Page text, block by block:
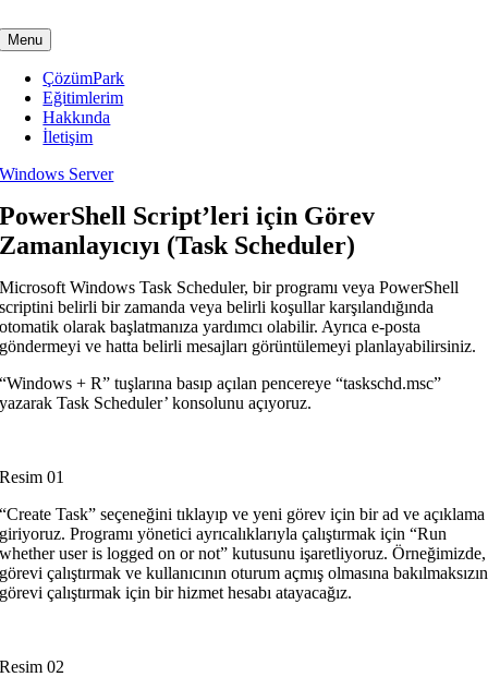
to
content
Menu
ÇözümPark
Eğitimlerim
Hakkında
İletişim
Windows Server
PowerShell Script’leri için Görev
Zamanlayıcıyı (Task Scheduler)
Microsoft Windows Task Scheduler, bir programı veya PowerShell
scriptini belirli bir zamanda veya belirli koşullar karşılandığında
otomatik olarak başlatmanıza yardımcı olabilir. Ayrıca e-posta
göndermeyi ve hatta belirli mesajları görüntülemeyi planlayabilirsiniz.
“Windows + R” tuşlarına basıp açılan pencereye “taskschd.msc”
yazarak Task Scheduler’ konsolunu açıyoruz.
Resim 01
“Create Task” seçeneğini tıklayıp ve yeni görev için bir ad ve açıklama
giriyoruz. Programı yönetici ayrıcalıklarıyla çalıştırmak için “Run
whether user is logged on or not” kutusunu işaretliyoruz. Örneğimizde,
görevi çalıştırmak ve kullanıcının oturum açmış olmasına bakılmaksızın
görevi çalıştırmak için bir hizmet hesabı atayacağız.
Resim 02